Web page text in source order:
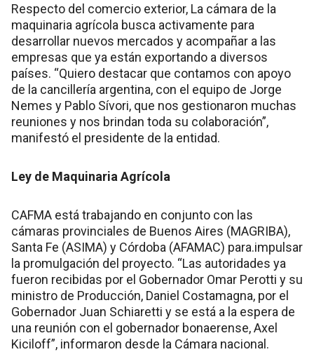
Respecto del comercio exterior, La cámara de la
maquinaria agrícola busca activamente para
desarrollar nuevos mercados y acompañar a las
empresas que ya están exportando a diversos
países. “Quiero destacar que contamos con apoyo
de la cancillería argentina, con el equipo de Jorge
Nemes y Pablo Sívori, que nos gestionaron muchas
reuniones y nos brindan toda su colaboración”,
manifestó el presidente de la entidad.
Ley de Maquinaria Agrícola
CAFMA está trabajando en conjunto con las
cámaras provinciales de Buenos Aires (MAGRIBA),
Santa Fe (ASIMA) y Córdoba (AFAMAC) para.impulsar
la promulgación del proyecto. “Las autoridades ya
fueron recibidas por el Gobernador Omar Perotti y su
ministro de Producción, Daniel Costamagna, por el
Gobernador Juan Schiaretti y se está a la espera de
una reunión con el gobernador bonaerense, Axel
Kiciloff”, informaron desde la Cámara nacional.